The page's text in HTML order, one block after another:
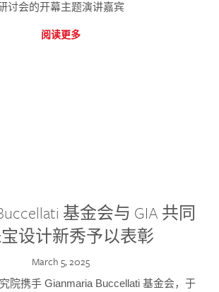
讨会的开幕主题演讲嘉宾
阅读更多
基金会与 GIA 共同
设计新秀予以表彰
March 5, 2025
院携手 Gianmaria Buccellati 基金会，于